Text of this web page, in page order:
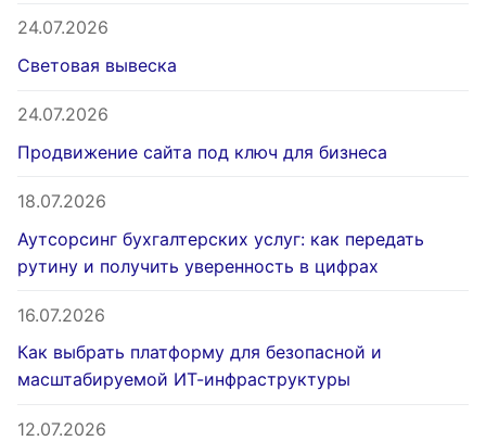
24.07.2026
Световая вывеска
24.07.2026
Продвижение сайта под ключ для бизнеса
18.07.2026
Аутсорсинг бухгалтерских услуг: как передать
рутину и получить уверенность в цифрах
16.07.2026
Как выбрать платформу для безопасной и
масштабируемой ИТ-инфраструктуры
12.07.2026